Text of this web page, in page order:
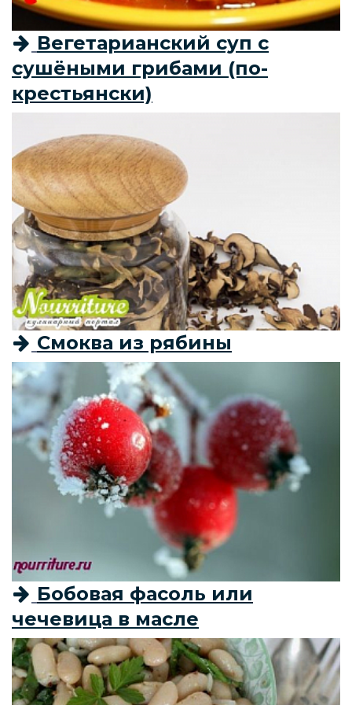
Вегетарианский суп с
сушёными грибами (по-
крестьянски)
Смоква из рябины
Бобовая фасоль или
чечевица в масле